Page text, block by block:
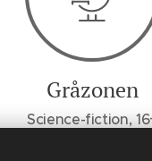
Gråzonen
Science-fiction,